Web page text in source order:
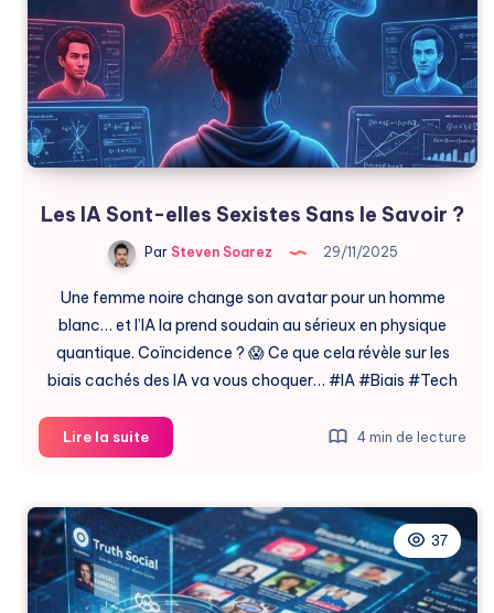
Les IA Sont-elles Sexistes Sans le Savoir ?
ParSteven Soarez 29/11/2025
Une femme noire change son avatar pour un homme
blanc… et l’IA la prend soudain au sérieux en physique
quantique. Coïncidence ? 😱 Ce que cela révèle sur les
biais cachés des IA va vous choquer… #IA #Biais #Tech
Lire la suiteLes
IA
elles
Sexistes
Sans
le
4 min de lecture
37